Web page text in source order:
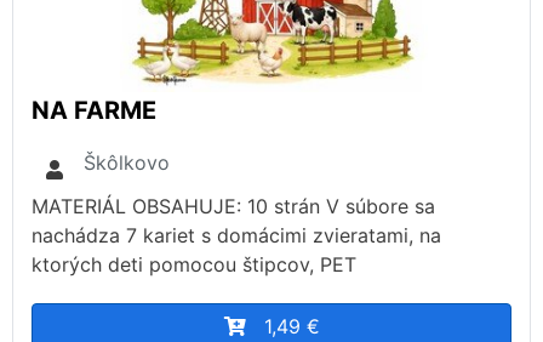
NA FARME
Škôlkovo
MATERIÁL OBSAHUJE: 10 strán V súbore sa
nachádza 7 kariet s domácimi zvieratami, na
ktorých deti pomocou štipcov, PET
1,49 €